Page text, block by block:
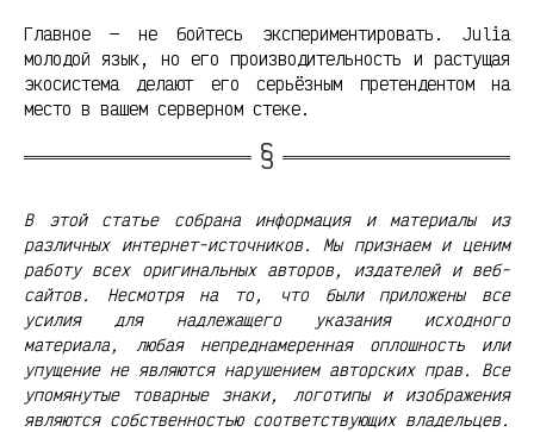
Главное — не бойтесь экспериментировать. Julia
молодой язык, но его производительность и растущая
экосистема делают его серьёзным претендентом на
место в вашем серверном стеке.
В этой статье собрана информация и материалы из
различных интернет-источников. Мы признаем и ценим
работу всех оригинальных авторов, издателей и веб-
сайтов. Несмотря на то, что были приложены все
усилия для надлежащего указания исходного
материала, любая непреднамеренная оплошность или
упущение не являются нарушением авторских прав. Все
упомянутые товарные знаки, логотипы и изображения
являются собственностью соответствующих владельцев.